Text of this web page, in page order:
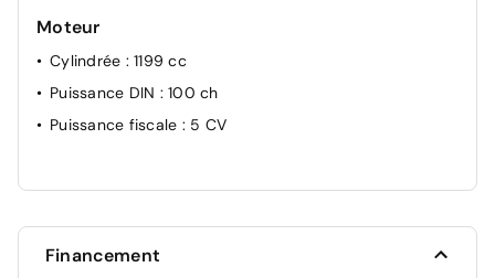
Moteur
Cylindrée : 1199 cc
Puissance DIN : 100 ch
Puissance fiscale : 5 CV
Financement